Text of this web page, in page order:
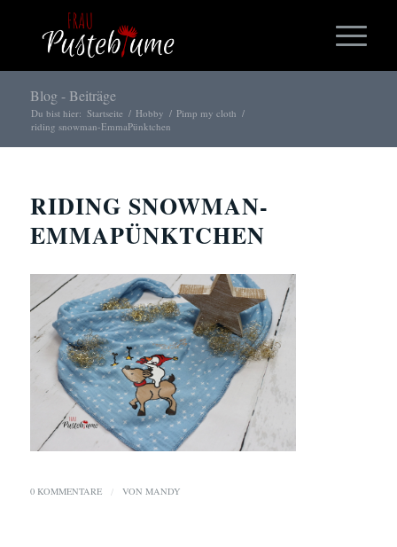
Blog - Beiträge
Du bist hier: Startseite / Hobby / Pimp my cloth /
riding snowman-EmmaPünktchen
RIDING SNOWMAN-
EMMAPÜNKTCHEN
0 KOMMENTARE / VON MANDY